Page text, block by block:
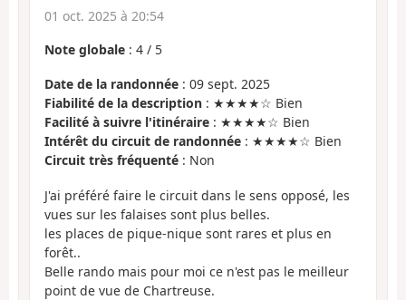
01 oct. 2025 à 20:54
Note globale : 4 / 5
Date de la randonnée : 09 sept. 2025
Fiabilité de la description : ★★★★☆ Bien
Facilité à suivre l'itinéraire : ★★★★☆ Bien
Intérêt du circuit de randonnée : ★★★★☆ Bien
Circuit très fréquenté : Non
J'ai préféré faire le circuit dans le sens opposé, les
vues sur les falaises sont plus belles.
les places de pique-nique sont rares et plus en
forêt..
Belle rando mais pour moi ce n'est pas le meilleur
point de vue de Chartreuse.